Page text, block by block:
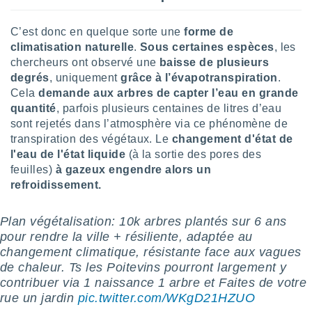
sur le
et que
ne
ou
vous
de la
des
notre
C’est donc en quelque sorte uneforme de
climatisation naturelle.Sous certaines espèces, les
chercheurs ont observé une baisse de plusieurs
degrés, uniquementgrâce à l’évapotranspiration.
Celademande aux arbres de capter l’eau en grande
quantité, parfois plusieurs centaines de litres d’eau
sont rejetés dans l’atmosphère via ce phénomène de
transpiration des végétaux. Le changement d'état de
l'eau de l'état liquide (à la sortie des pores des
feuilles) à gazeux engendre alors un
refroidissement.
Plan végétalisation: 10k arbres plantés sur 6 ans
pour rendre la ville + résiliente, adaptée au
changement climatique, résistante face aux vagues
de chaleur. Ts les Poitevins pourront largement y
contribuer via 1 naissance 1 arbre et Faites de votre
rue un jardin pic.twitter.com/WKgD21HZUO